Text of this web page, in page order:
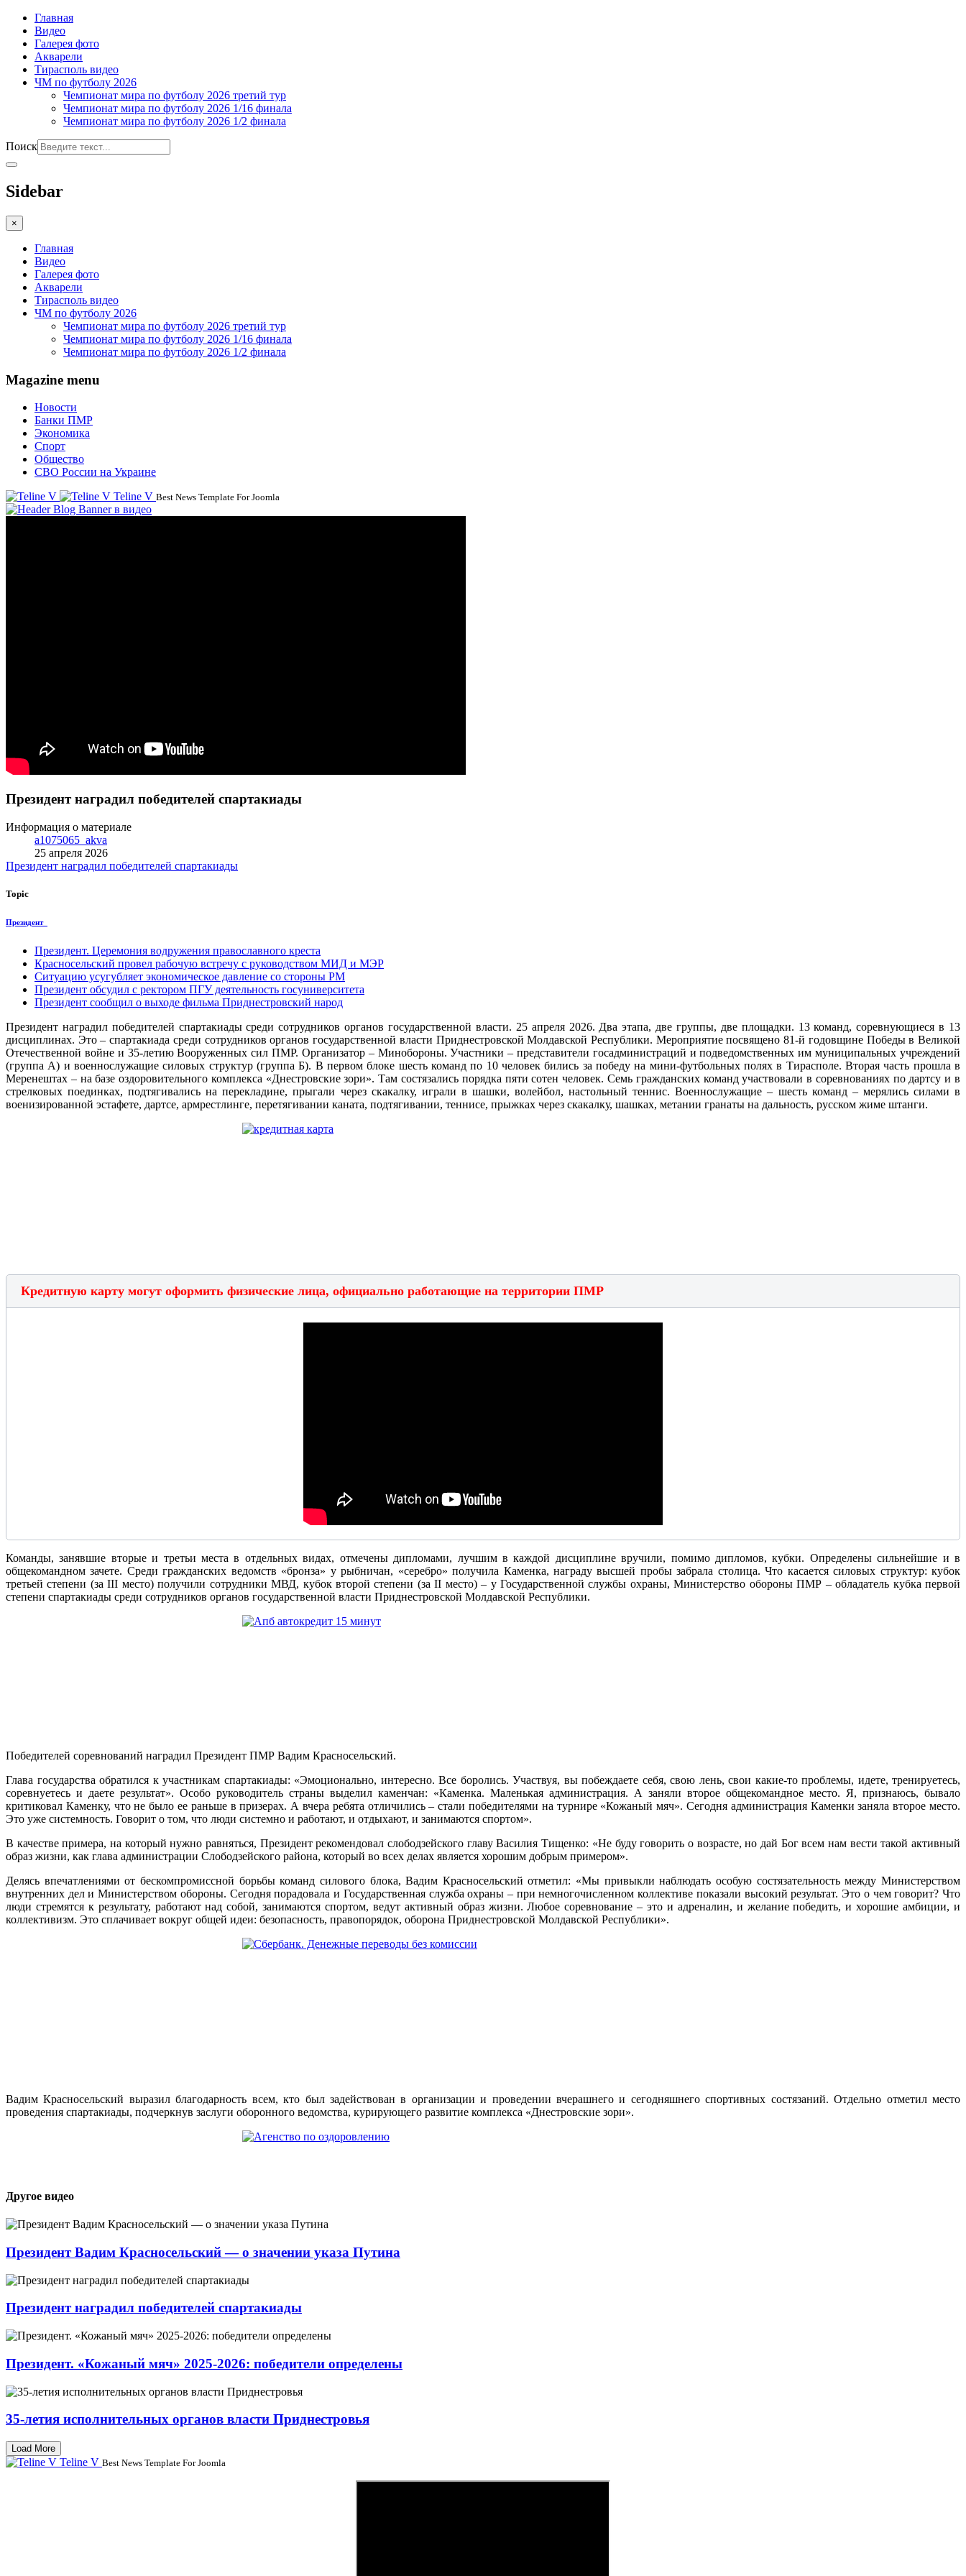
Главная
Видео
Галерея фото
Акварели
Тирасполь видео
ЧМ по футболу 2026
Чемпионат мира по футболу 2026 третий тур
Чемпионат мира по футболу 2026 1/16 финала
Чемпионат мира по футболу 2026 1/2 финала
Поиск
Sidebar
×
Главная
Видео
Галерея фото
Акварели
Тирасполь видео
ЧМ по футболу 2026
Чемпионат мира по футболу 2026 третий тур
Чемпионат мира по футболу 2026 1/16 финала
Чемпионат мира по футболу 2026 1/2 финала
Magazine menu
Новости
Банки ПМР
Экономика
Спорт
Общество
СВО России на Украине
Teline V Best News Template For Joomla
Президент наградил победителей спартакиады
Информация о материале
a1075065_akva
25 апреля 2026
Президент наградил победителей спартакиады
Topic
Президент
Президент. Церемония водружения православного креста
Красносельский провел рабочую встречу с руководством МИД и МЭР
Ситуацию усугубляет экономическое давление со стороны РМ
Президент обсудил с ректором ПГУ деятельность госуниверситета
Президент сообщил о выходе фильма Приднестровский народ
Президент наградил победителей спартакиады среди сотрудников органов государственной власти. 25 апреля 2026. Два этапа, две группы, две площадки. 13 команд, соревнующиеся в 13
дисциплинах. Это – спартакиада среди сотрудников органов государственной власти Приднестровской Молдавской Республики. Мероприятие посвящено 81-й годовщине Победы в Великой
Отечественной войне и 35-летию Вооруженных сил ПМР. Организатор – Минобороны. Участники – представители госадминистраций и подведомственных им муниципальных учреждений
(группа А) и военнослужащие силовых структур (группа Б). В первом блоке шесть команд по 10 человек бились за победу на мини-футбольных полях в Тирасполе. Вторая часть прошла в
Меренештах – на базе оздоровительного комплекса «Днестровские зори». Там состязались порядка пяти сотен человек. Семь гражданских команд участвовали в соревнованиях по дартсу и в
стрелковых поединках, подтягивались на перекладине, прыгали через скакалку, играли в шашки, волейбол, настольный теннис. Военнослужащие – шесть команд – мерялись силами в
военизированной эстафете, дартсе, армрестлинге, перетягивании каната, подтягивании, теннисе, прыжках через скакалку, шашках, метании гранаты на дальность, русском жиме штанги.
Кредитную карту могут оформить физические лица, официально работающие на территории ПМР
Команды, занявшие вторые и третьи места в отдельных видах, отмечены дипломами, лучшим в каждой дисциплине вручили, помимо дипломов, кубки. Определены сильнейшие и в
общекомандном зачете. Среди гражданских ведомств «бронза» у рыбничан, «серебро» получила Каменка, награду высшей пробы забрала столица. Что касается силовых структур: кубок
третьей степени (за III место) получили сотрудники МВД, кубок второй степени (за II место) – у Государственной службы охраны, Министерство обороны ПМР – обладатель кубка первой
степени спартакиады среди сотрудников органов государственной власти Приднестровской Молдавской Республики.
Победителей соревнований наградил Президент ПМР Вадим Красносельский.
Глава государства обратился к участникам спартакиады: «Эмоционально, интересно. Все боролись. Участвуя, вы побеждаете себя, свою лень, свои какие-то проблемы, идете, тренируетесь,
соревнуетесь и даете результат». Особо руководитель страны выделил каменчан: «Каменка. Маленькая администрация. А заняли второе общекомандное место. Я, признаюсь, бывало
критиковал Каменку, что не было ее раньше в призерах. А вчера ребята отличились – стали победителями на турнире «Кожаный мяч». Сегодня администрация Каменки заняла второе место.
Это уже системность. Говорит о том, что люди системно и работают, и отдыхают, и занимаются спортом».
В качестве примера, на который нужно равняться, Президент рекомендовал слободзейского главу Василия Тищенко: «Не буду говорить о возрасте, но дай Бог всем нам вести такой активный
образ жизни, как глава администрации Слободзейского района, который во всех делах является хорошим добрым примером».
Делясь впечатлениями от бескомпромиссной борьбы команд силового блока, Вадим Красносельский отметил: «Мы привыкли наблюдать особую состязательность между Министерством
внутренних дел и Министерством обороны. Сегодня порадовала и Государственная служба охраны – при немногочисленном коллективе показали высокий результат. Это о чем говорит? Что
люди стремятся к результату, работают над собой, занимаются спортом, ведут активный образ жизни. Любое соревнование – это и адреналин, и желание победить, и хорошие амбиции, и
коллективизм. Это сплачивает вокруг общей идеи: безопасность, правопорядок, оборона Приднестровской Молдавской Республики».
Вадим Красносельский выразил благодарность всем, кто был задействован в организации и проведении вчерашнего и сегодняшнего спортивных состязаний. Отдельно отметил место
проведения спартакиады, подчеркнув заслуги оборонного ведомства, курирующего развитие комплекса «Днестровские зори».
Другое видео
Президент Вадим Красносельский — о значении указа Путина
Президент наградил победителей спартакиады
Президент. «Кожаный мяч» 2025-2026: победители определены
35-летия исполнительных органов власти Приднестровья
Load More
Teline V Best News Template For Joomla